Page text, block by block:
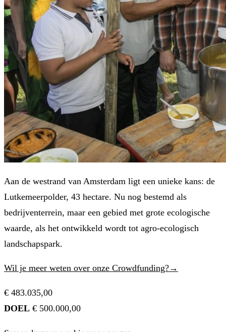
Aan de westrand van Amsterdam ligt een unieke kans: de
Lutkemeerpolder, 43 hectare. Nu nog bestemd als
bedrijventerrein, maar een gebied met grote ecologische
waarde, als het ontwikkeld wordt tot agro-ecologisch
landschapspark.
Wil je meer weten over onze Crowdfunding?→
€ 483.035,00
DOEL € 500.000,00